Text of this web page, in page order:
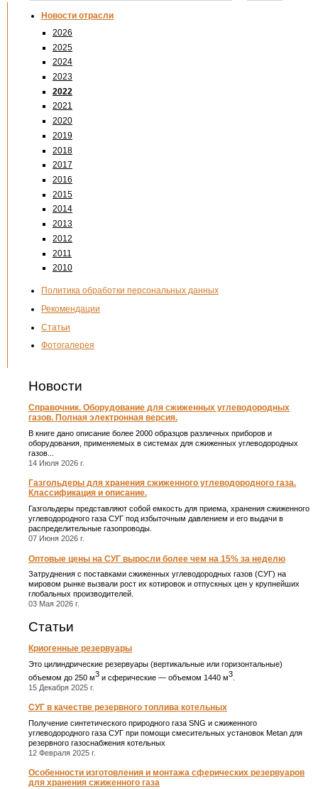
Новости отрасли
2026
2025
2024
2023
2022
2021
2020
2019
2018
2017
2016
2015
2014
2013
2012
2011
2010
Политика обработки персональных данных
Рекомендации
Статьи
Фотогалерея
Новости
Справочник. Оборудование для сжиженных углеводородных
газов. Полная электронная версия.
В книге дано описание более 2000 образцов различных приборов и
оборудования, применяемых в системах для сжиженных углеводородных
газов...
14 Июля 2026 г.
Газгольдеры для хранения сжиженного углеводородного газа.
Классификация и описание.
Газгольдеры представляют собой емкость для приема, хранения сжиженного
углеводородного газа СУГ под избыточным давлением и его выдачи в
распределительные газопроводы.
07 Июня 2026 г.
Оптовые цены на СУГ выросли более чем на 15% за неделю
Затруднения с поставками сжиженных углеводородных газов (СУГ) на
мировом рынке вызвали рост их котировок и отпускных цен у крупнейших
глобальных производителей.
03 Мая 2026 г.
Статьи
Криогенные резервуары
Это цилиндрические резервуары (вертикальные или горизонтальные)
объемом до 250 м3 и сферические ― объемом 1440 м3
15 Декабря 2025 г.
СУГ в качестве резервного топлива котельных
Получение синтетического природного газа SNG и сжиженного
углеводородного газа СУГ при помощи смесительных установок Metan для
резервного газоснабжения котельных
12 Февраля 2025 г.
Особенности изготовления и монтажа сферических резервуаров
для хранения сжиженного газа